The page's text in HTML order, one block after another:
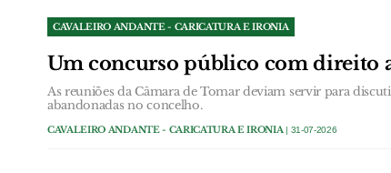
CAVALEIRO ANDANTE - CARICATURA E IRONIA
Um concurso público com direito
As reuniões da Câmara de Tomar deviam servir para
abandonadas no concelho.
CAVALEIRO ANDANTE - CARICATURA E IRONIA| 31-07-2026